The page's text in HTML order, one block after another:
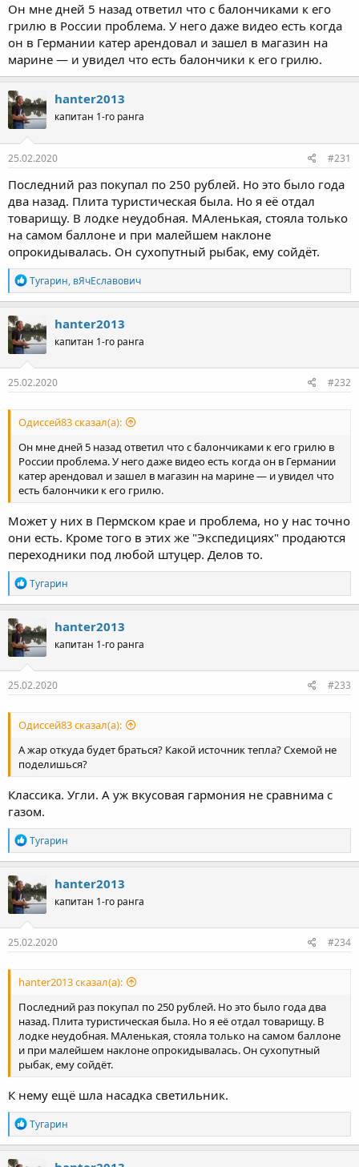
Он мне дней 5 назад ответил что с балончиками к его
грилю в России проблема. У него даже видео есть когда
он в Германии катер арендовал и зашел в магазин на
марине — и увидел что есть балончики к его грилю.
hanter2013
капитан 1-го ранга
25.02.2020 #231
Последний раз покупал по 250 рублей. Но это было года
два назад. Плита туристическая была. Но я её отдал
товарищу. В лодке неудобная. МАленькая, стояла только
на самом баллоне и при малейшем наклоне
опрокидывалась. Он сухопутный рыбак, ему сойдёт.
Р
е
а
ц
и
и
:
Тугарин, вЯчЕславович
hanter2013
капитан 1-го ранга
25.02.2020 #232
Одиссей83 сказал(а):
Он мне дней 5 назад ответил что с балончиками к его грилю в
России проблема. У него даже видео есть когда он в Германии
катер арендовал и зашел в магазин на марине — и увидел что
есть балончики к его грилю.
Может у них в Пермском крае и проблема, но у нас точно
они есть. Кроме того в этих же "Экспедициях" продаются
переходники под любой штуцер. Делов то.
Р
е
а
ц
и
и
:
Тугарин
hanter2013
капитан 1-го ранга
25.02.2020 #233
Одиссей83 сказал(а):
А жар откуда будет браться? Какой источник тепла? Схемой не
поделишься?
Классика. Угли. А уж вкусовая гармония не сравнима с
газом.
Р
е
а
ц
и
и
:
Тугарин
hanter2013
капитан 1-го ранга
25.02.2020 #234
hanter2013 сказал(а):
Последний раз покупал по 250 рублей. Но это было года два
назад. Плита туристическая была. Но я её отдал товарищу. В
лодке неудобная. МАленькая, стояла только на самом баллоне
и при малейшем наклоне опрокидывалась. Он сухопутный
рыбак, ему сойдёт.
К нему ещё шла насадка светильник.
Р
е
а
Тугарин